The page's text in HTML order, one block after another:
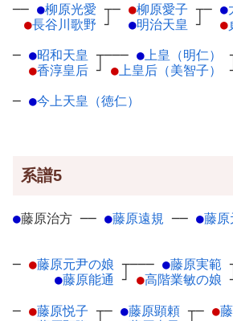
── ●柳原光愛 ┬
●長谷川歌野 ┘
─ ●柳原愛子 ┬
●明治天皇 ┘
─ ●
●
─ ●昭和天皇 ┬
●香淳皇后 ┘
─── ● 上皇（明仁）
● 上皇后（美智子）
─ ●今上天皇（徳仁）
系譜5
●藤原治方 ── ●藤原遠規 ── ●藤原
─ ●藤原元尹の娘 ┬
●藤原能通 ┘
─── ●藤原実範
●高階業敏の娘
─ ●藤原悦子 ┬─ ●藤原顕頼 ┬─ ●